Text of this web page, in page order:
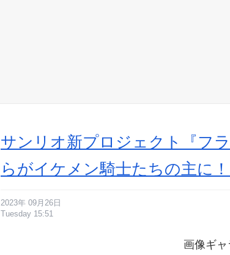
サンリオ新プロジェクト『フ
らがイケメン騎士たちの主に！
2023年 09月26日
Tuesday 15:51
画像ギャ